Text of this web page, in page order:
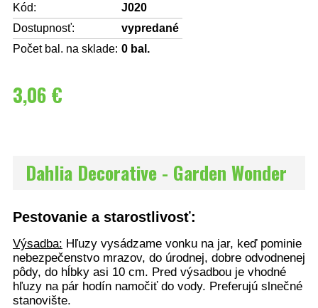
Kód:
J020
Dostupnosť:
vypredané
Počet bal. na sklade: 0 bal.
3,06 €
Dahlia Decorative - Garden Wonder
Pestovanie a starostlivosť:
Výsadba: Hľuzy vysádzame vonku na jar, keď pominie
nebezpečenstvo mrazov, do úrodnej, dobre odvodnenej
pôdy, do hĺbky asi 10 cm. Pred výsadbou je vhodné
hľuzy na pár hodín namočiť do vody. Preferujú slnečné
stanovište.